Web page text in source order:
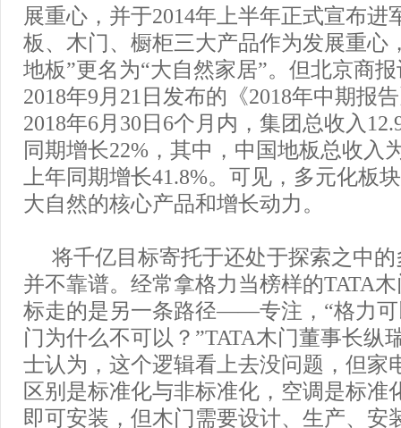
展重心，并于2014年上半年正式宣布进
板、木门、橱柜三大产品作为发展重心
地板”更名为“大自然家居”。但北京商
2018年9月21日发布的《2018年中期报
2018年6月30日6个月内，集团总收入
同期增长22%，其中，中国地板总收入
上年同期增长41.8%。可见，多元化板
大自然的核心产品和增长动力。
将千亿目标寄托于还处于探索之中
并不靠谱。经常拿格力当榜样的TATA
标走的是另一条路径——专注，“格力可
门为什么不可以？”TATA木门董事长纵
士认为，这个逻辑看上去没问题，但家
区别是标准化与非标准化，空调是标准
即可安装，但木门需要设计、生产、安